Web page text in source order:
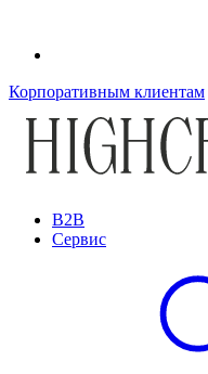
Корпоративным клиентам
B2B
Сервис